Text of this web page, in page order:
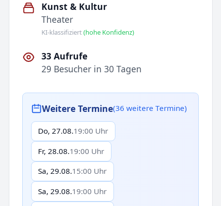
Kunst & Kultur
Theater
KI-klassifiziert(hohe Konfidenz)
33 Aufrufe
29 Besucher in 30 Tagen
Weitere Termine(36 weitere Termine)
Do, 27.08.19:00 Uhr
Fr, 28.08.19:00 Uhr
Sa, 29.08.15:00 Uhr
Sa, 29.08.19:00 Uhr